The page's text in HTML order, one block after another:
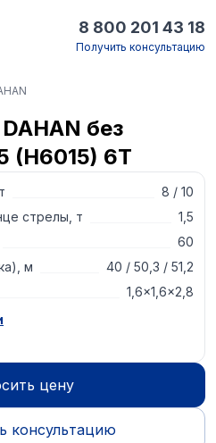
8 800 201 43 18
Получить консультацию
без
(H6015) 6T
8 / 10
стрелы, т
1,5
60
м
40 / 50,3 / 51,2
1,6×1,6×2,8
цену
консультацию